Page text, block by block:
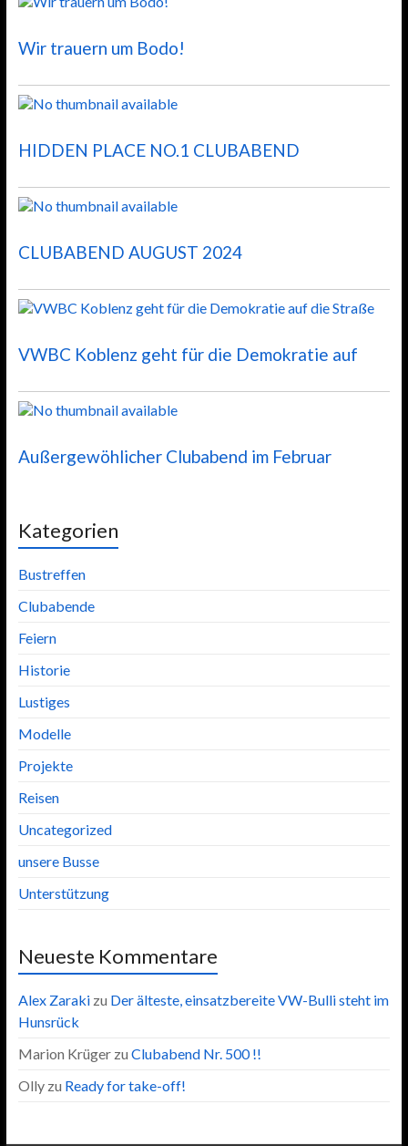
Wir trauern um Bodo!
HIDDEN PLACE NO.1 CLUBABEND
CLUBABEND AUGUST 2024
VWBC Koblenz geht für die Demokratie auf
Außergewöhlicher Clubabend im Februar
Kategorien
Bustreffen
Clubabende
Feiern
Historie
Lustiges
Modelle
Projekte
Reisen
Uncategorized
unsere Busse
Unterstützung
Neueste Kommentare
Alex Zarakizu Der älteste, einsatzbereite VW-Bulli steht im
Hunsrück
Marion Krügerzu Clubabend Nr. 500 !!
Ollyzu Ready for take-off!